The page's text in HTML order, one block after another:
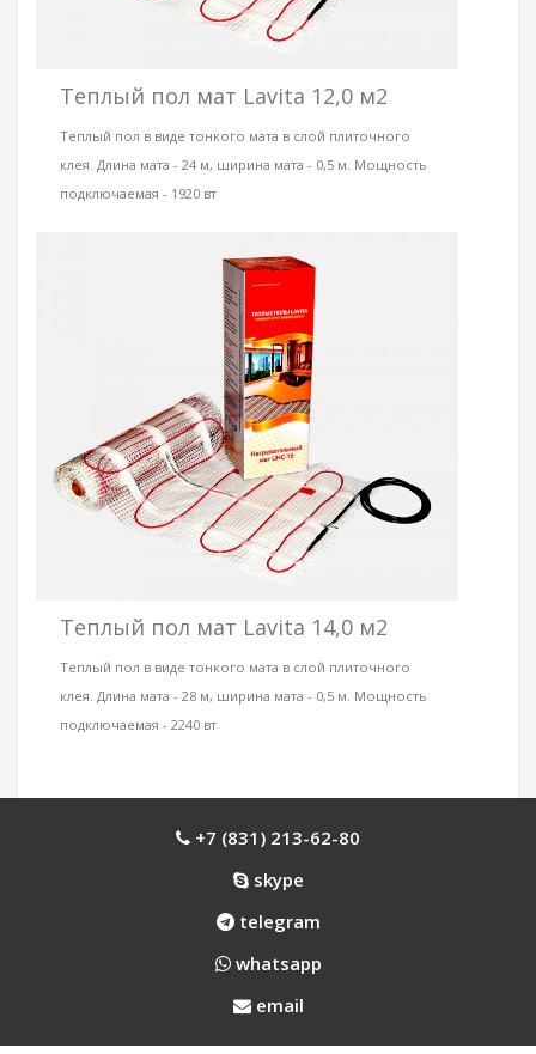
Теплый пол мат Lavita 12,0 м2
Теплый пол в виде тонкого мата в слой плиточного
клея. Длина мата - 24 м, ширина мата - 0,5 м. Мощность
подключаемая - 1920 вт
Теплый пол мат Lavita 14,0 м2
Теплый пол в виде тонкого мата в слой плиточного
клея. Длина мата - 28 м, ширина мата - 0,5 м. Мощность
подключаемая - 2240 вт
+7 (831) 213-62-80
skype
telegram
whatsapp
email